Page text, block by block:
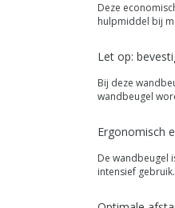
Deze
hulpmiddel bij
Let op:
Bij deze
wandbeugel
Ergonomisch
De wandbeugel
intensief gebruik.